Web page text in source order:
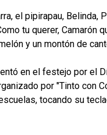
el pipirapau, Belinda,
tu querer, Camarón
y un montón de
en el festejo por el
por "Tinto con
tocando su